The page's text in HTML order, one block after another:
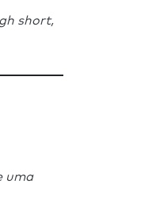
short,
uma